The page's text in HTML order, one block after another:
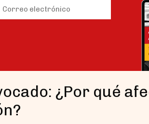
(Obligatorio)
¿Por qué